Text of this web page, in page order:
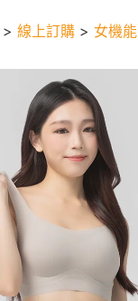
> 線上訂購 > 女機能